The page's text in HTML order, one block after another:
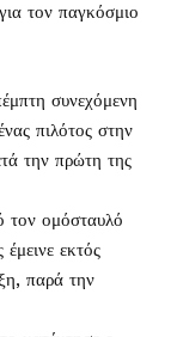
τον παγκόσμιο
συνεχόμενη
πιλότος στην
την πρώτη της
τον ομόσταυλό
εκτός
παρά την